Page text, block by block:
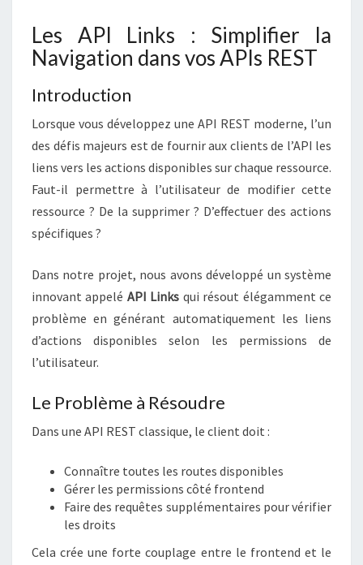
T
A
I
R
Les API Links : Simplifier la
Navigation dans vos APIs REST
Introduction
Lorsque vous développez une API REST moderne, l’un
des défis majeurs est de fournir aux clients de l’API les
liens vers les actions disponibles sur chaque ressource.
Faut-il permettre à l’utilisateur de modifier cette
ressource ? De la supprimer ? D’effectuer des actions
spécifiques ?
Dans notre projet, nous avons développé un système
innovant appelé API Links qui résout élégamment ce
problème en générant automatiquement les liens
d’actions disponibles selon les permissions de
l’utilisateur.
Le Problème à Résoudre
Dans une API REST classique, le client doit :
Connaître toutes les routes disponibles
Gérer les permissions côté frontend
Faire des requêtes supplémentaires pour vérifier
les droits
Cela crée une forte couplage entre le frontend et le